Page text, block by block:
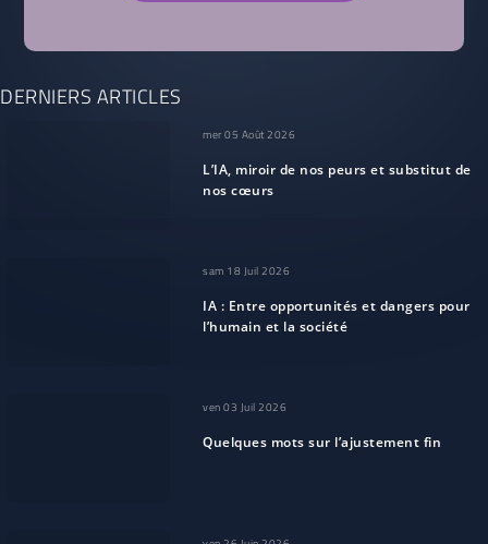
DERNIERS ARTICLES
mer 05 Août 2026
L’IA, miroir de nos peurs et substitut de
nos cœurs
sam 18 Juil 2026
IA : Entre opportunités et dangers pour
l’humain et la société
ven 03 Juil 2026
Quelques mots sur l’ajustement fin